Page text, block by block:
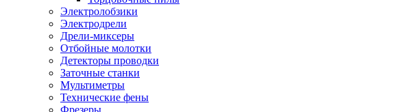
Электролобзики
Электродрели
Дрели-миксеры
Отбойные молотки
Детекторы проводки
Заточные станки
Мультиметры
Технические фены
Фрезеры